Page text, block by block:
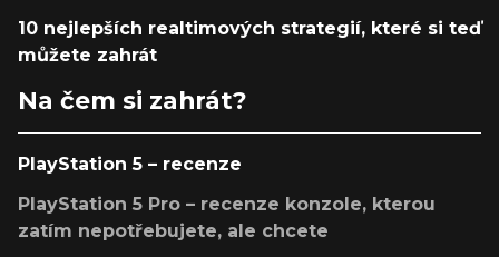
10 nejlepších realtimových strategií, které si teď
můžete zahrát
Na čem si zahrát?
PlayStation 5 – recenze
PlayStation 5 Pro – recenze konzole, kterou
zatím nepotřebujete, ale chcete